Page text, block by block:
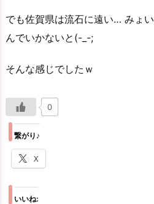
でも佐賀県は流石に遠い… みょ
んでいかないと(-_-;
そんな感じでしたｗ
0
繋がり♪
X
いいね: